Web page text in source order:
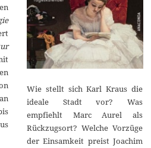
Wie stellt sich Karl Kraus die
ideale Stadt vor? Was
empfiehlt Marc Aurel als
Rückzugsort? Welche Vorzüge
der Einsamkeit preist Joachim